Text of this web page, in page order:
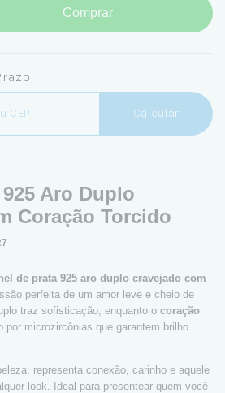
Comprar
Calcular
Aro Duplo
Coração Torcido
de prata 925 aro duplo cravejado com
perfeita de um amor leve e cheio de
traz sofisticação, enquanto o coração
por microzircônias que garantem brilho
representa conexão, carinho e aquele
look. Ideal para presentear quem você